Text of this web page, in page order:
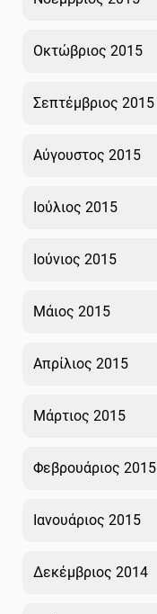
Οκτώβριος 2015
Σεπτέμβριος 2015
Αύγουστος 2015
Ιούλιος 2015
Ιούνιος 2015
Μάιος 2015
Απρίλιος 2015
Μάρτιος 2015
Φεβρουάριος 2015
Ιανουάριος 2015
Δεκέμβριος 2014